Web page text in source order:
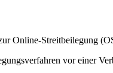
Online-Streitbeilegung
vor einer